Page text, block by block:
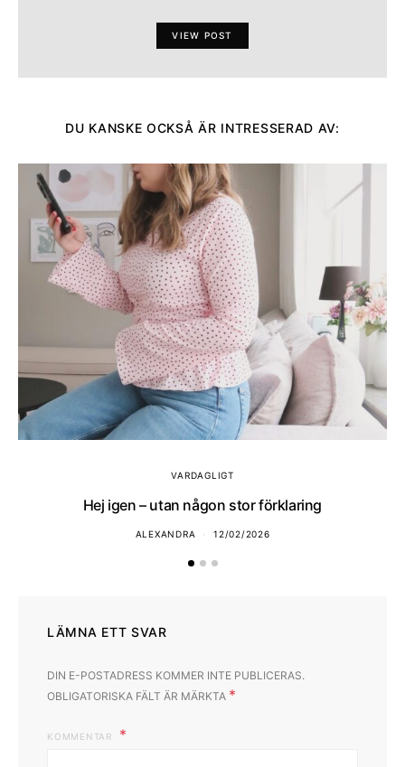
VIEW POST
DU KANSKE OCKSÅ ÄR INTRESSERAD AV:
VARDAGLIGT
Hej igen – utan någon stor förklaring
ALEXANDRA 12/02/2026
LÄMNA ETT SVAR
DIN E-POSTADRESS KOMMER INTE PUBLICERAS.
OBLIGATORISKA FÄLT ÄR MÄRKTA *
KOMMENTAR